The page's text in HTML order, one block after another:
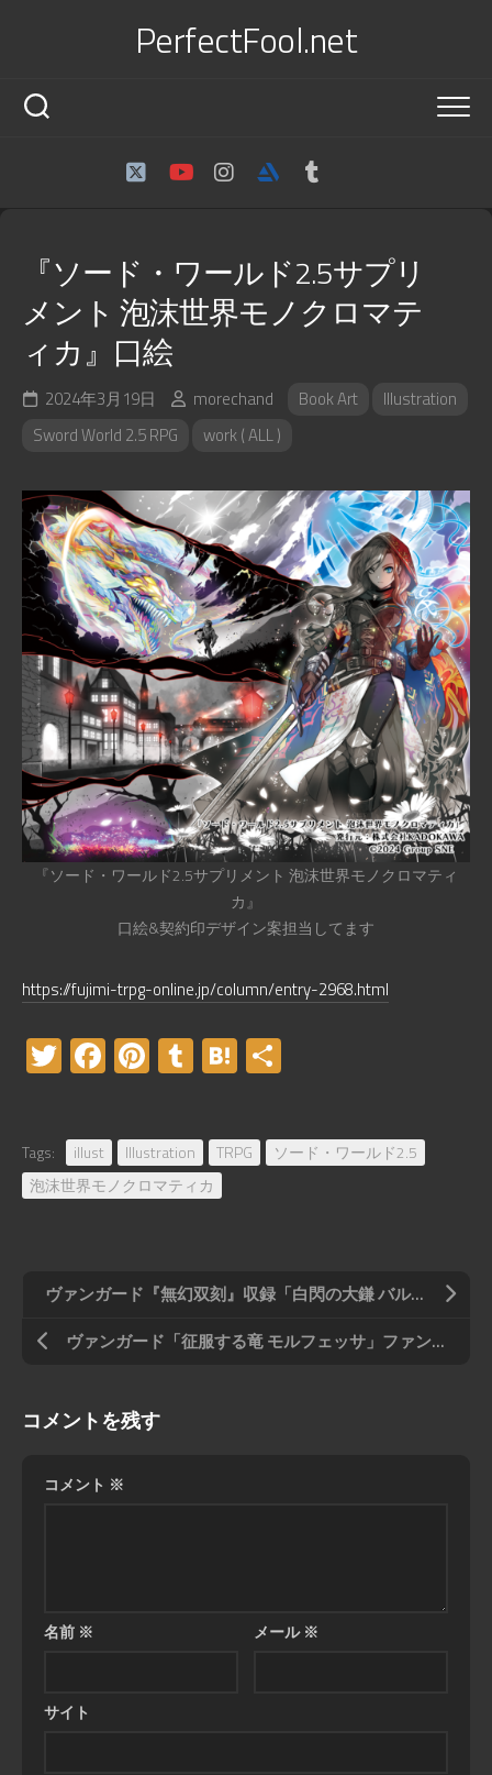
PerfectFool.net
『ソード・ワールド2.5サプリ
メント 泡沫世界モノクロマテ
ィカ』口絵
2024年3月19日 morechand Book Art
Illustration
Sword World 2.5 RPG
work ( ALL )
『ソード・ワールド2.5サプリメント 泡沫世界モノクロマティ
カ』
口絵&契約印デザイン案担当してます
https://fujimi-trpg-online.jp/column/entry-2968.html
Twitter
Facebook
Pinterest
TumblrHatena
Tags: illust Illustration TRPG
ソード・ワールド2.5
泡沫世界モノクロマティカ
ヴァンガード『無幻双刻』収録「白閃の大鎌 バルダリード」
ヴァンガード「征服する竜 モルフェッサ」ファンアート
コメントを残す
コメント ※
名前 ※ メール※
サイト